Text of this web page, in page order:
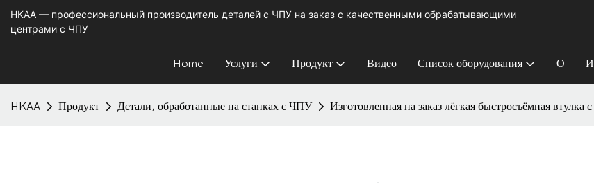
HKAA — профессиональный производитель деталей с ЧПУ на заказ с качественными обрабатывающими
центрами с ЧПУ
Home Услуги Продукт Видео Список оборудования О
HKAA Продукт Детали, обработанные на станках с ЧПУ Изготовленная на заказ лёгкая быстросъёмная втулка